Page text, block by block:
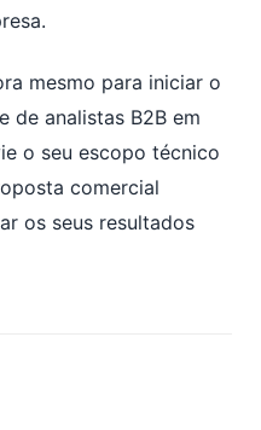
mesmo para iniciar o
de analistas B2B em
o seu escopo técnico
comercial
os seus resultados